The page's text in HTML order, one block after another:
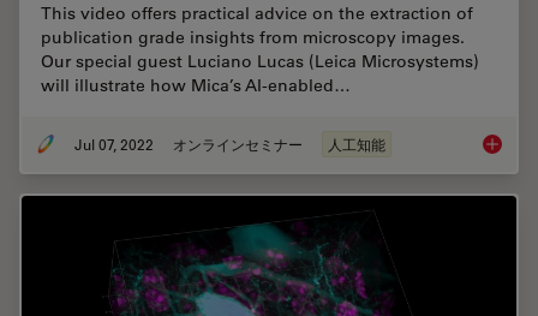
This video offers practical advice on the extraction of
publication grade insights from microscopy images.
Our special guest Luciano Lucas (Leica Microsystems)
will illustrate how Mica’s AI-enabled…
Jul 07, 2022 オンラインセミナー 人工知能 3D